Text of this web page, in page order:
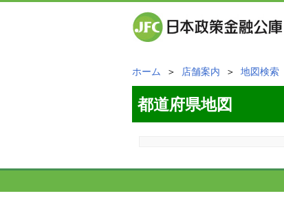
ホーム ＞ 店舗案内 ＞ 地図検索
都道府県地図